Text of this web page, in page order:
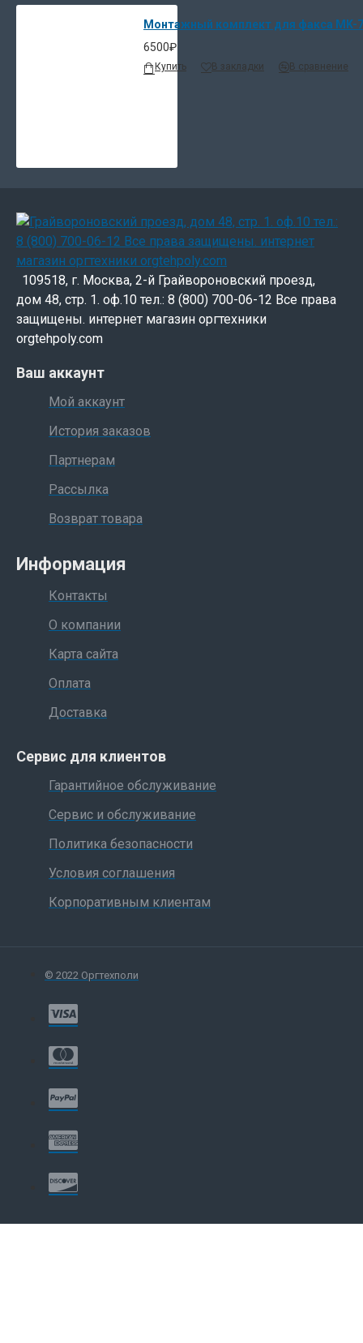
Монтажный комплект для факса MK-
6500₽
Купить В закладки В сравнение
109518, г. Москва, 2-й Грайвороновский проезд,
дом 48, стр. 1. оф.10 тел.: 8 (800) 700-06-12 Все права
защищены. интернет магазин оргтехники
orgtehpoly.com
Ваш аккаунт
Мой аккаунт
История заказов
Партнерам
Рассылка
Возврат товара
Информация
Контакты
О компании
Карта сайта
Оплата
Доставка
Сервис для клиентов
Гарантийное обслуживание
Сервис и обслуживание
Политика безопасности
Условия соглашения
Корпоративным клиентам
© 2022 Оргтехполи